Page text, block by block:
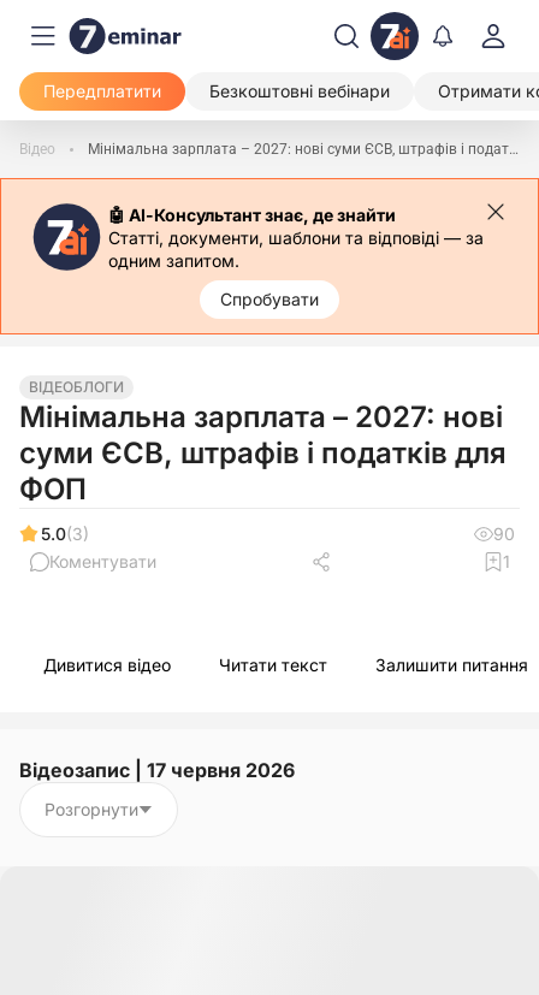
Передплатити Безкоштовні вебінари Отримати
Відео Мінімальна зарплата – 2027: нові суми ЄСВ, штрафів і податків для ФОП
🤖 АІ-Консультант знає, де знайти
Статті, документи, шаблони та відповіді — за
одним запитом.
Спробувати
ВІДЕОБЛОГИ
Мінімальна зарплата – 2027: нові
суми ЄСВ, штрафів і податків для
ФОП
5.0(3)
90
Коментувати
1
Дивитися відео Читати текст Залишити питання
Відеозапис | 17 червня 2026
Розгорнути